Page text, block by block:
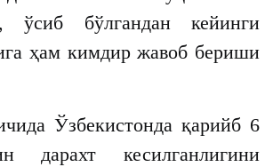
ўсиб бўлгандан кейинги
ҳам кимдир жавоб бериши
Ўзбекистонда қарийб 6
дарахт кесилганлигини